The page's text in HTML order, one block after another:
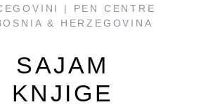
| PEN CENTRE
& HERZEGOVINA
SAJAM
KNJIGE